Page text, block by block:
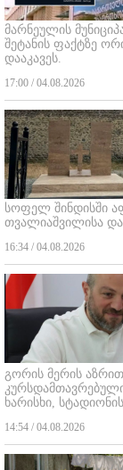
მარნეულის
შეტანის ფაქტზე
დააკავეს.
17:00 / 04.08.2026
სოფელ შინდისში
თვალიაშვილისა და
16:34 / 04.08.2026
გორის მერის
ხარისხი,
14:54 / 04.08.2026